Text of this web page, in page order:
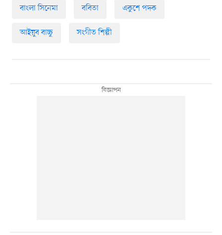
বাংলা সিনেমা ববিতা একুশে পদক
আইয়ুব বাচ্চু সংগীত শিল্পী